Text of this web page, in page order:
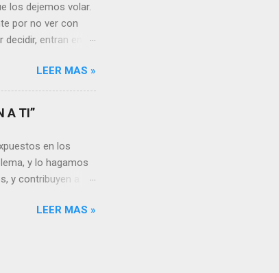
de embellecer...
los dejemos volar.
por no ver con
entran en
importante es
hacen más
porque desde
cada uno no
dificultad, por...
LEER MAS »
A TI”
en los
y lo hagamos
y contribuyen a la
dado los
datos
LEER MAS »